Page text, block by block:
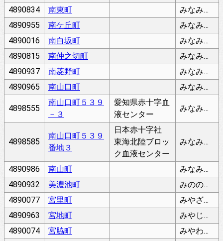
4890834
南東町
みなみあずまちょう
4890955
南ケ丘町
みなみがおかちょう
4890016
南白坂町
みなみしらさかちょう
4890815
南仲之切町
みなみなかのきりちょう
4890937
南菱野町
みなみひしのちょう
4890965
南山口町 みなみやまぐちちょう
4898555
南山口町５３９
－３
愛知県赤十字血
液センター
みなみやまぐちちょう
4898585
南山口町５３９
番地３
日本赤十字社
東海北陸ブロッ
ク血液センター
みなみやまぐちちょう
4890986 南山町
みなみやまちょう
4890932
美濃池町
みののいけちょう
4890077
宮里町
みやざとちょう
4890963
宮地町
みやじちょう
4890074
宮脇町
みやわきちょう